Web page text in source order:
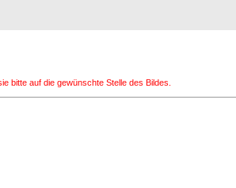
bitte auf die gewünschte Stelle des Bildes.